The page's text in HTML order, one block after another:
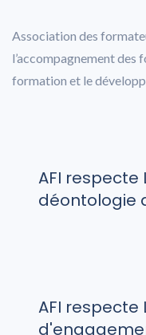
Association des
l’accompagnement des
formation et le
AFI
déontologie
AFI